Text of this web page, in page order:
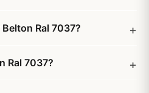
Ral 7037?
Ral 7037?